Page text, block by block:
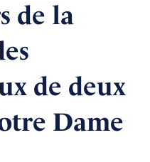
de la
de deux
Dame